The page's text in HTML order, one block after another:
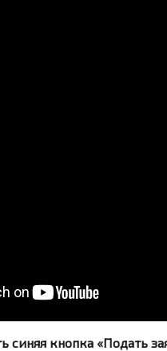
синяя кнопка «Подать